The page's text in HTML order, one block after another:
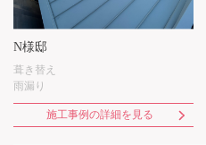
N様邸
葺き替え
雨漏り
施工事例の詳細を見る